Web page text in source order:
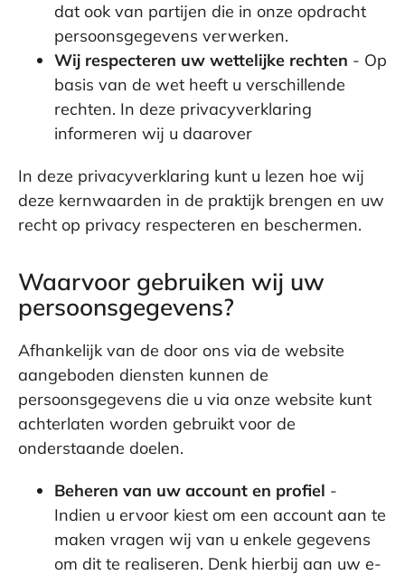
dat ook van partijen die in onze opdracht
persoonsgegevens verwerken.
Wij respecteren uw wettelijke rechten - Op
basis van de wet heeft u verschillende
rechten. In deze privacyverklaring
informeren wij u daarover
In deze privacyverklaring kunt u lezen hoe wij
deze kernwaarden in de praktijk brengen en uw
recht op privacy respecteren en beschermen.
Waarvoor gebruiken wij uw
persoonsgegevens?
Afhankelijk van de door ons via de website
aangeboden diensten kunnen de
persoonsgegevens die u via onze website kunt
achterlaten worden gebruikt voor de
onderstaande doelen.
Beheren van uw account en profiel -
Indien u ervoor kiest om een account aan te
maken vragen wij van u enkele gegevens
om dit te realiseren. Denk hierbij aan uw e-